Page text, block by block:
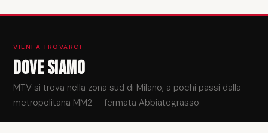
VIENI A TROVARCI
Dove siamo
MTV si trova nella zona sud di Milano, a pochi passi dalla
metropolitana MM2 — fermata Abbiategrasso.